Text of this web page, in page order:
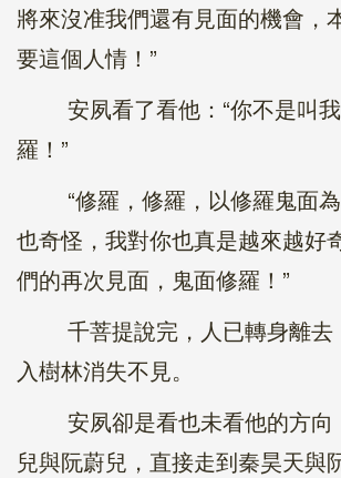
將來沒准我們還有見面的機會，
要這個人情！”
安夙看了看他：“你不是叫我
羅！”
“修羅，修羅，以修羅鬼面為
也奇怪，我對你也真是越來越好
們的再次見面，鬼面修羅！”
千菩提說完，人已轉身離去
入樹林消失不見。
安夙卻是看也未看他的方向
兒與阮蔚兒，直接走到秦昊天與